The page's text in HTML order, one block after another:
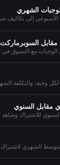
الشهري
السوبرماركت
مقابل السنوي